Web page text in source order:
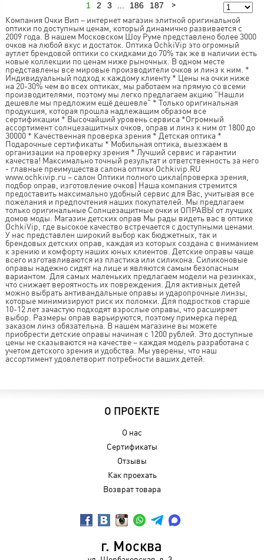
1 2 3 186 187
Компания Очки Вип – интернет магазин элитной оригинальной
оптики по доступным ценам, который динамично развивается с
2009 года. В нашем Московском Шоу Руме представлено более 3000
очков на любой вкус и достаток. Оптика OchkiVip это огромный
аутлет брендовой оптики со скидками до 70% так же в наличии есть
новые коллекции по ценам ниже рыночных. В одном месте
представлены все мировые производители очков и линз к ним. *
Индивидуальный подход к каждому клиенту * Цены на очки ниже
на 20-30% чем во всех оптиках, мы работаем на прямую со всеми
производителями, поэтому мы легко предлагаем акцию "Нашли
дешевле мы предложим ещё дешевле" * Только оригинальная
продукция, которая прошла надлежащим образом все
сертификации * Высочайший уровень сервиса *Огромный
ассортимент солнцезащитных очков, оправ и линз к ним от 1800 до
30000 * Качественная проверка зрения * Детская оптика *
Подарочные сертификаты * Мобильная оптика, выезжаем в
организации на проверку зрения * Лучший сервис и гарантии
качества! Максимально точный результат и ответственность за него
- главные преимущества салона оптики Ochkivip.RU
www.ochkivip.ru – салон Оптики полного цикла(проверка зрения,
подбор оправ, изготовление очков) Наша компания стремится
предоставить максимально удобный сервис для Вас, учитывая все
пожелания и предпочтения наших покупателей. Мы предлагаем
только оригинальные Солнцезащитные очки и ОПРАВЫ от лучших
домов моды. Магазин детских оправ Мы рады видеть вас в оптике
OchkiVip, где высокое качество встречается с доступными ценами.
У нас представлен широкий выбор как бюджетных, так и
брендовых детских оправ, каждая из которых создана с вниманием
к зрению и комфорту наших юных клиентов. Детские оправы чаще
всего изготавливаются из пластика или силикона. Силиконовые
оправы надежно сидят на лице и являются самым безопасным
вариантом. Для самых маленьких предлагаем модели на резинках,
что снижает вероятность их повреждения. Для активных детей
можно выбрать антивандальные оправы и ударопрочные линзы,
которые минимизируют риск их поломки. Для подростков старше
10-12 лет зачастую подходят взрослые оправы, что расширяет
выбор. Размеры оправ варьируются, поэтому примерка перед
заказом линз обязательна. В нашем магазине вы можете
приобрести детские оправы начиная с 1200 рублей. Это доступные
цены не сказываются на качестве – каждая модель разработана с
учетом детского зрения и удобства. Мы уверены, что наш
ассортимент удовлетворит потребности ваших детей.
О ПРОЕКТЕ
О нас
Сертификаты
Отзывы
Как проехать
Возврат товара
г. Москва